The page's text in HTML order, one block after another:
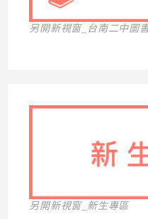
另開新視窗_台南二中圖
另開新視窗_新生專區